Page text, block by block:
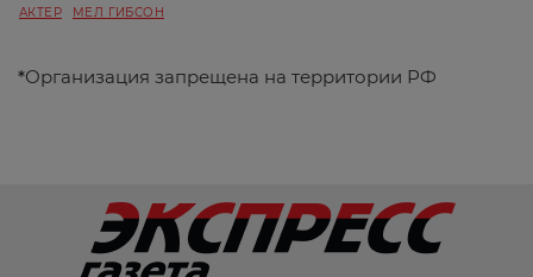
АКТЕР МЕЛ ГИБСОН
*Организация запрещена на территории РФ